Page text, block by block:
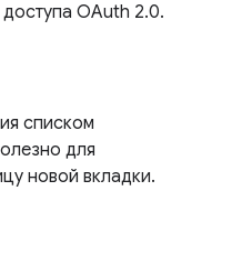
OAuth 2.0.
списком
для
новой вкладки.